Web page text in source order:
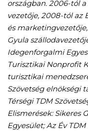
országban. 2006-tól
vezetője, 2008-tól az
és
Gyula
Idegenforgalmi
Turisztikai Nonprofit
turisztikai
Szövetség elnökségi
Térségi TDM
Elismerések: Sikeres
Egyesület; Az Év